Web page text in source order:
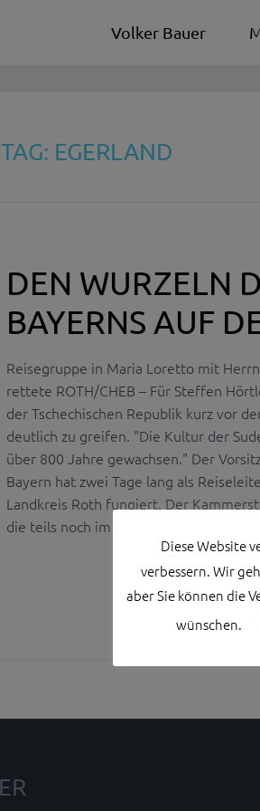
Volker Bauer
TAG: EGERLAND
DEN WURZELN
BAYERNS AUF
Reisegruppe in Maria Loretto mit
rettete ROTH/CHEB – Für Steffen
der Tschechischen Republik kurz vor
deutlich zu greifen. "Die Kultur der
über 800 Jahre gewachsen." Der
Bayern hat zwei Tage lang als
Landkreis Roth fungiert. Der
die teils noch im
Diese Website
verbessern. Wir
aber Sie können die
wünschen.